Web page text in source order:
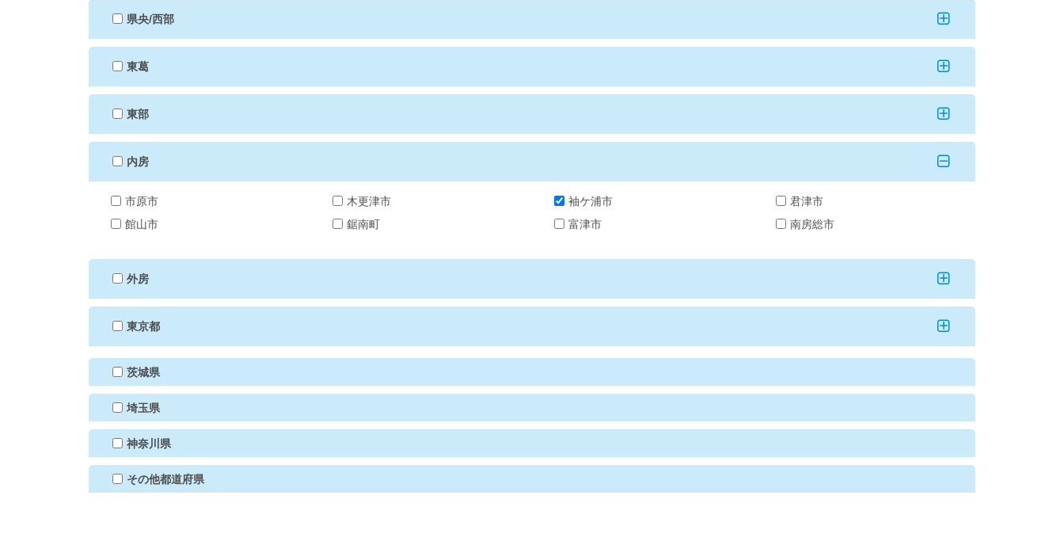
県央/西部
東葛
東部
内房
市原市 木更津市 袖ケ浦市
君津市
館山市
鋸南町 富津市 南房総市
外房
東京都
茨城県
埼玉県
神奈川県
その他都道府県